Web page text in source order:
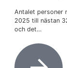
Antalet personer
2025 till nästan
och det…